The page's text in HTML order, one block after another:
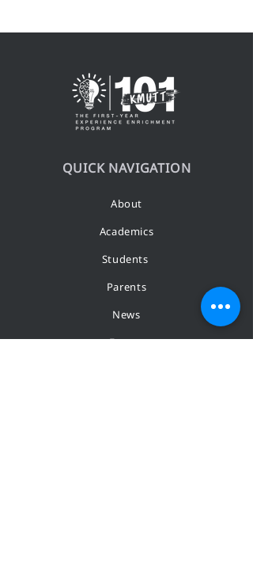
QUICK NAVIGATION
About
Academics
Students
Parents
News
Events